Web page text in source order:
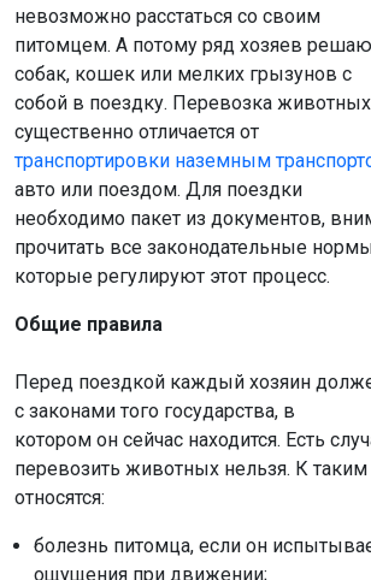
невозможно расстаться со своим
питомцем. А потому ряд хозяев
собак, кошек или мелких грызунов с
собой в поездку. Перевозка
существенно отличается от
транспортировки наземным
авто или поездом. Для поездки
необходимо пакет из документов,
прочитать все законодательные
которые регулируют этот процесс.
Общие правила
Перед поездкой каждый хозяин
с законами того государства, в
котором он сейчас находится. Есть
перевозить животных нельзя. К таким
относятся:
болезнь питомца, если он
ощущения при движении;